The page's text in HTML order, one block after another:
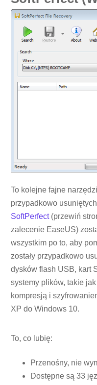
To kolejne fajne
przypadkowo
SoftPerfect (przewiń
zalecenie EaseUS)
wszystkim po to, aby
zostały przypadkowo
dysków flash USB, kart
systemy plików, takie
kompresją i
XP do Windows 10.
To, co lubię:
Przenośny, nie
Dostępne są 33